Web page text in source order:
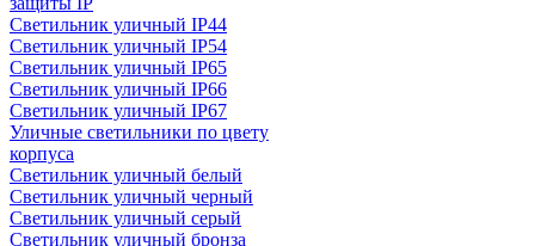
Светильник уличный IP44
Светильник уличный IP54
Светильник уличный IP65
Светильник уличный IP66
Светильник уличный IP67
Уличные светильники по цвету
корпуса
Светильник уличный белый
Светильник уличный черный
Светильник уличный серый
Светильник уличный бронза